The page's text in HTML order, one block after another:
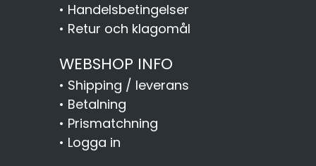
• Handelsbetingelser
• Retur och klagomål
WEBSHOP INFO
• Shipping / leverans
• Betalning
• Prismatchning
• Logga in